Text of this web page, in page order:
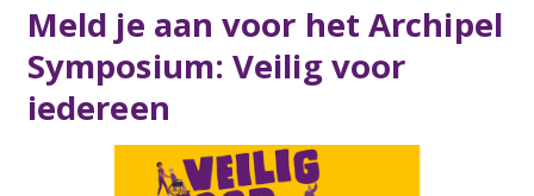
Meld je aan voor het Archipel
Symposium: Veilig voor
iedereen